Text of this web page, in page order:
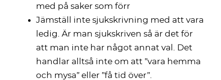
med på saker som förr
Jämställ inte sjukskrivning med att vara
ledig. Är man sjukskriven så är det för
att man inte har något annat val. Det
handlar alltså inte om att ”vara hemma
och mysa” eller ”få tid över”.